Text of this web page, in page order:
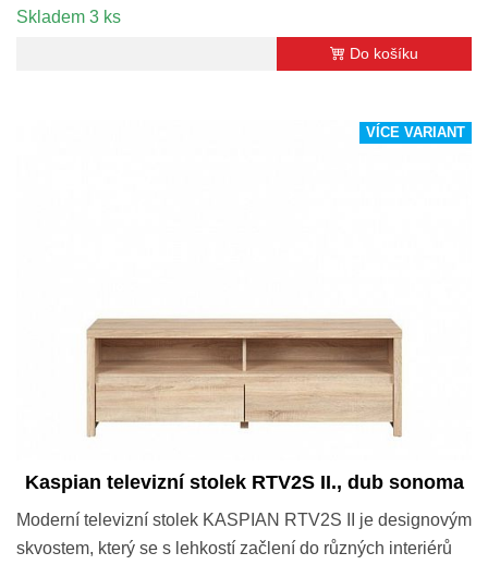
Skladem 3 ks
Do košíku
VÍCE VARIANT
Kaspian televizní stolek RTV2S II., dub sonoma
Moderní televizní stolek KASPIAN RTV2S II je designovým
skvostem, který se s lehkostí začlení do různých interiérů